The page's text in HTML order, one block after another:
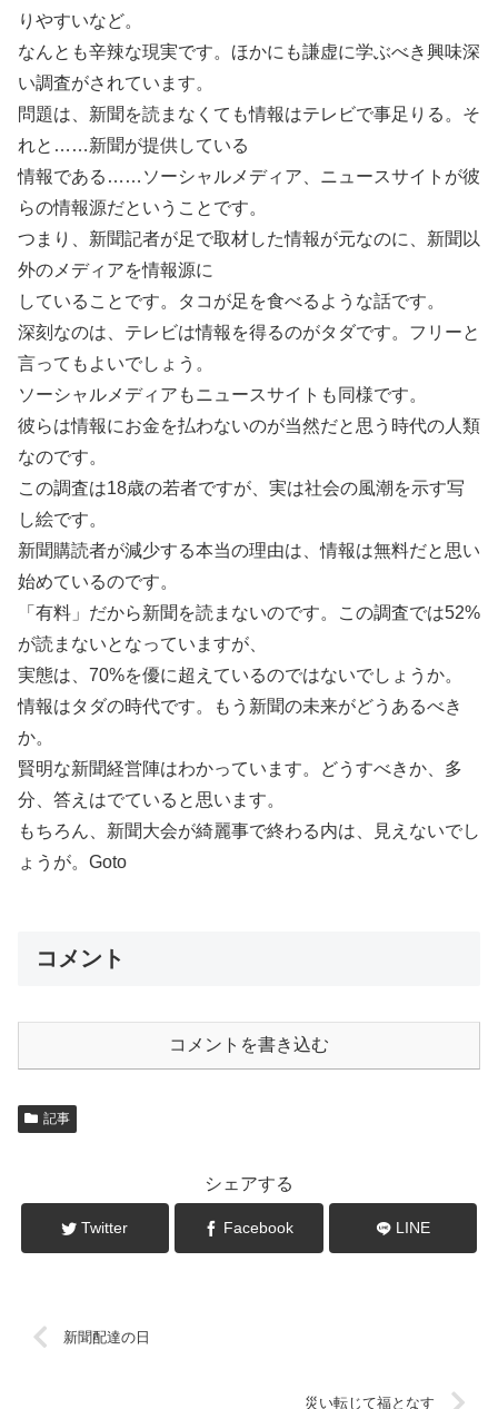
りやすいなど。
なんとも辛辣な現実です。ほかにも謙虚に学ぶべき興味深
い調査がされています。
問題は、新聞を読まなくても情報はテレビで事足りる。そ
れと……新聞が提供している
情報である……ソーシャルメディア、ニュースサイトが彼
らの情報源だということです。
つまり、新聞記者が足で取材した情報が元なのに、新聞以
外のメディアを情報源に
していることです。タコが足を食べるような話です。
深刻なのは、テレビは情報を得るのがタダです。フリーと
言ってもよいでしょう。
ソーシャルメディアもニュースサイトも同様です。
彼らは情報にお金を払わないのが当然だと思う時代の人類
なのです。
この調査は18歳の若者ですが、実は社会の風潮を示す写
し絵です。
新聞購読者が減少する本当の理由は、情報は無料だと思い
始めているのです。
「有料」だから新聞を読まないのです。この調査では52%
が読まないとなっていますが、
実態は、70%を優に超えているのではないでしょうか。
情報はタダの時代です。もう新聞の未来がどうあるべき
か。
賢明な新聞経営陣はわかっています。どうすべきか、多
分、答えはでていると思います。
もちろん、新聞大会が綺麗事で終わる内は、見えないでし
ょうが。Goto
コメント
コメントを書き込む
記事
シェアする
Twitter Facebook LINE
新聞配達の日
災い転じて福となす